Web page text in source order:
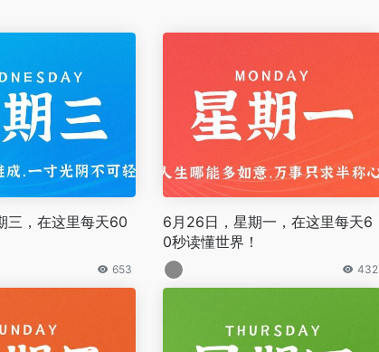
三，在这里每天60
653
6月26日，星期一，在这里每天6
0秒读懂世界！
432